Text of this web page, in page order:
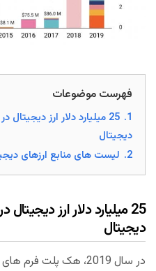
فهرست موضوعات
1.
دیجیتال
2. لیست های منابع ارزهای
دیجیتال
در سال 2019، هک پلت